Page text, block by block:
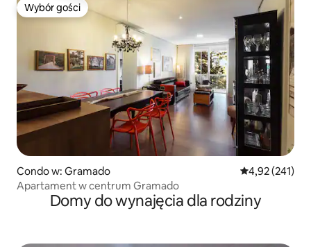
Wybór gości
Wybór gości
Condo w: Gramado Średnia
4,92 (241)
Apartament w centrum Gramado
Domy do wynajęcia dla rodziny